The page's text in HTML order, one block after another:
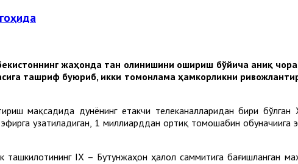
жаҳонда тан олинишини ошириш бўйича аниқ
ташриф буюриб, икки томонлама ҳамкорликни
мақсадида дунёнинг етакчи телеканалларидан бири бўлган
узатиладиган, 1 миллиарддан ортиқ томошабин обуначиига
ташкилотининг IX – Бутунжаҳон ҳалол саммитига бағишланган